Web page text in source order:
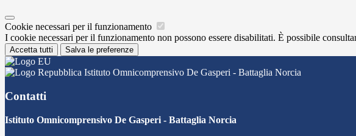
Cookie necessari per il funzionamento
I cookie necessari per il funzionamento non possono essere disabilitati. È possibile
Accetta tutti Salva le preferenze
Istituto Omnicomprensivo De Gasperi - Battaglia Norcia
Contatti
Istituto Omnicomprensivo De Gasperi - Battaglia Norcia